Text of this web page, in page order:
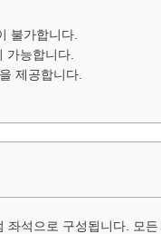
불가합니다.
가능합니다.
제공합니다.
석으로 구성됩니다. 모